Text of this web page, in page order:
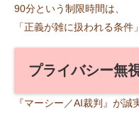
90分という制限時間は、
「正義が雑に扱われる条件
プライバシー無
『マーシー／AI裁判』が